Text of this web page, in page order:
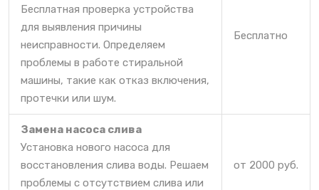
Бесплатная проверка устройства
для выявления причины
неисправности. Определяем
проблемы в работе стиральной
машины, такие как отказ включения,
протечки или шум.
Бесплатно
Замена насоса слива
Установка нового насоса для
восстановления слива воды. Решаем
проблемы с отсутствием слива или
от 2000 руб.